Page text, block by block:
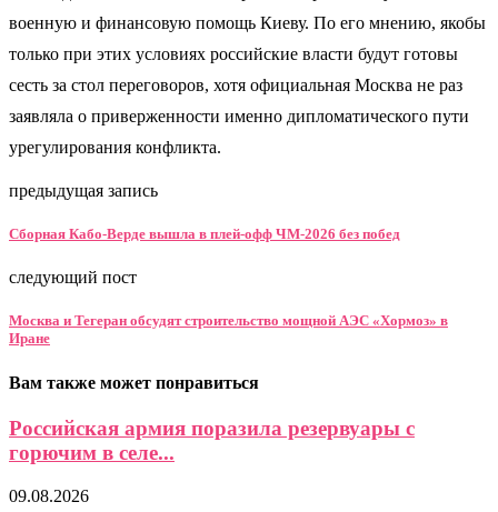
военную и финансовую помощь Киеву. По его мнению, якобы
только при этих условиях российские власти будут готовы
сесть за стол переговоров, хотя официальная Москва не раз
заявляла о приверженности именно дипломатического пути
урегулирования конфликта.
предыдущая запись
Сборная Кабо‑Верде вышла в плей-офф ЧМ-2026 без побед
следующий пост
Москва и Тегеран обсудят строительство мощной АЭС «Хормоз» в
Иране
Вам также может понравиться
Российская армия поразила резервуары с
горючим в селе...
09.08.2026